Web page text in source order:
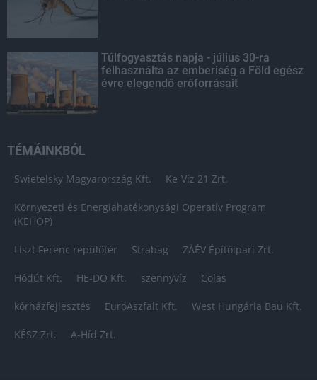
Túlfogyasztás napja - július 30-ra
felhasználta az emberiség a Föld egész
évre elegendő erőforrásait
TÉMÁINKBÓL
Swietelsky Magyarország Kft. Ke-Víz 21 Zrt.
Környezeti és Energiahatékonysági Operatív Program
(KEHOP)
Liszt Ferenc repülőtér Strabag ZÁÉV Építőipari Zrt.
Hódút Kft. HE-DO Kft. szennyvíz Colas
kórházfejlesztés EuroAszfalt Kft. West Hungária Bau Kft.
KÉSZ Zrt. A-Híd Zrt.